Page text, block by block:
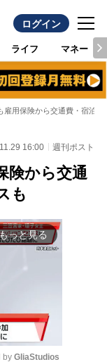
ログイン
ライフ マネー
雇用保険から交通費・宿泊費
16:00 週刊ポスト
険から交通
も
もっと見る
by GliaStudios